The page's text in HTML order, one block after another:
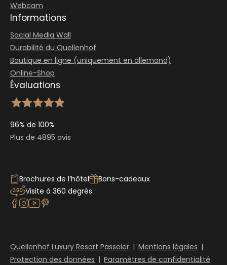
Webcam
Informations
Social Media Wall
Durabilité du Quellenhof
Boutique en ligne (uniquement en allemand)
Online-Shop
Évaluations
96% de 100%
Plus de 4895 avis
Brochures de l’hôtel
Bons-cadeaux
Visite à 360 degrés
Quellenhof Luxury Resort Passeier | Mentions légales |
Protection des données | Paramètres de confidentialité